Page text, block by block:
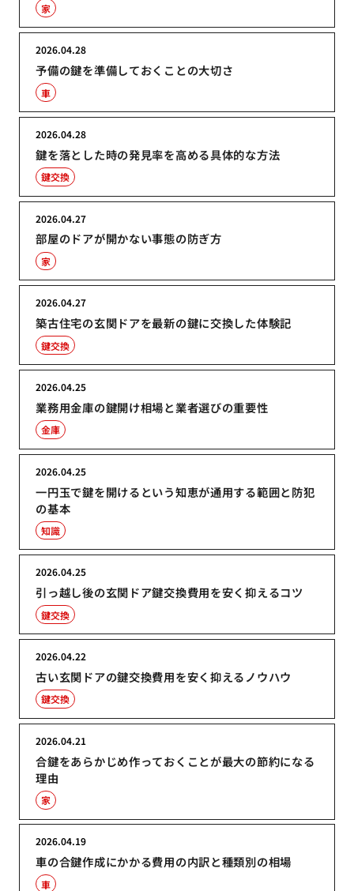
家
予備の鍵を準備しておくことの大切さ
2026.04.28
車
鍵を落とした時の発見率を高める具体的な方法
2026.04.28
鍵交換
部屋のドアが開かない事態の防ぎ方
2026.04.27
家
築古住宅の玄関ドアを最新の鍵に交換した体験記
2026.04.27
鍵交換
業務用金庫の鍵開け相場と業者選びの重要性
2026.04.25
金庫
一円玉で鍵を開けるという知恵が通用する範囲と防犯
の基本
2026.04.25
知識
引っ越し後の玄関ドア鍵交換費用を安く抑えるコツ
2026.04.25
鍵交換
古い玄関ドアの鍵交換費用を安く抑えるノウハウ
2026.04.22
鍵交換
合鍵をあらかじめ作っておくことが最大の節約になる
理由
2026.04.21
家
車の合鍵作成にかかる費用の内訳と種類別の相場
2026.04.19
車